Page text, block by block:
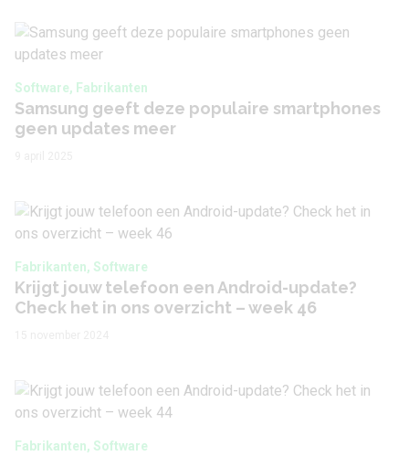
Software, Fabrikanten
Samsung geeft deze populaire smartphones
geen updates meer
Fabrikanten, Software
Krijgt jouw telefoon een Android-update?
Check het in ons overzicht – week 46
Fabrikanten, Software